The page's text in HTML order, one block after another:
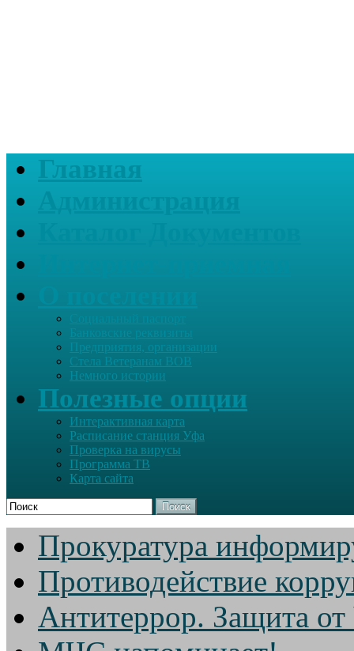
Главная
Банковские реквизиты
Предприятия, организации
Стела Ветеранам ВОВ
Немного истории
Полезные опции
Интерактивная карта
Расписание станция Уфа
Проверка на вирусы
Программа ТВ
Карта сайта
Поиск
Прокуратура
Противодействие
Антитеррор. Защита